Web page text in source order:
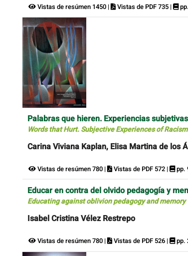
Vistas de resúmen 1450 | Vistas de PDF 735 |
Palabras que hieren. Experiencias
Words that Hurt. Subjective Experiences of
Carina Viviana Kaplan, Elisa Martina de los
Vistas de resúmen 780 | Vistas de PDF 572 | pp.
Educar en contra del olvido pedagogía y
Educating against oblivion pedagogy and memory
Isabel Cristina Vélez Restrepo
Vistas de resúmen 780 | Vistas de PDF 526 | pp.